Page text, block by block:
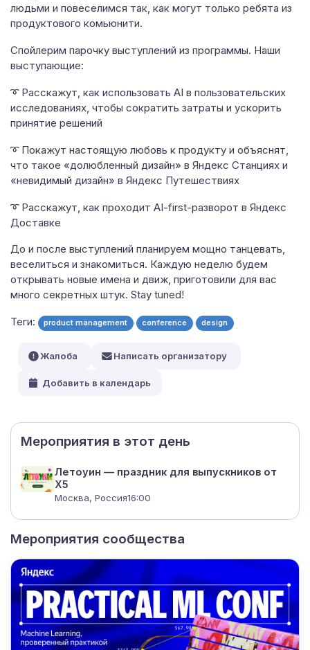
людьми и повеселимся так, как могут только ребята из
продуктового комьюнити.
Спойлерим парочку выступлений из программы. Наши
выступающие:
➰ Расскажут, как использовать AI в пользовательских
исследованиях, чтобы сократить затраты и ускорить
принятие решений
➰ Покажут настоящую любовь к продукту и объяснят,
что такое «долюбленный дизайн» в Яндекс Станциях и
«невидимый дизайн» в Яндекс Путешествиях
➰ Расскажут, как проходит AI-first-разворот в Яндекс
Доставке
До и после выступлений планируем мощно танцевать,
веселиться и знакомиться. Каждую неделю будем
открывать новые имена и движ, приготовили для вас
много секретных штук. Stay tuned!
Теги: product management conference design
Мероприятия в этот день
Летоуин — праздник для выпускников от
Х5
Москва, Россия16:00
Жалоба Написать организатору
Добавить в календарь
Мероприятия сообщества